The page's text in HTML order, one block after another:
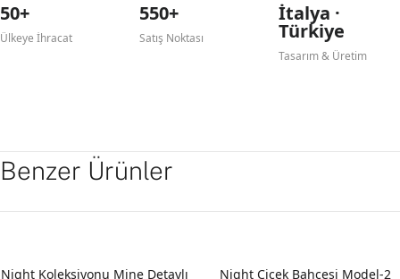
50+
Ülkeye İhracat
550+
Satış Noktası
İtalya ·
Türkiye
Tasarım & Üretim
Benzer Ürünler
Night Koleksiyonu Mine Detaylı
Night Çiçek Bahçesi Model-2